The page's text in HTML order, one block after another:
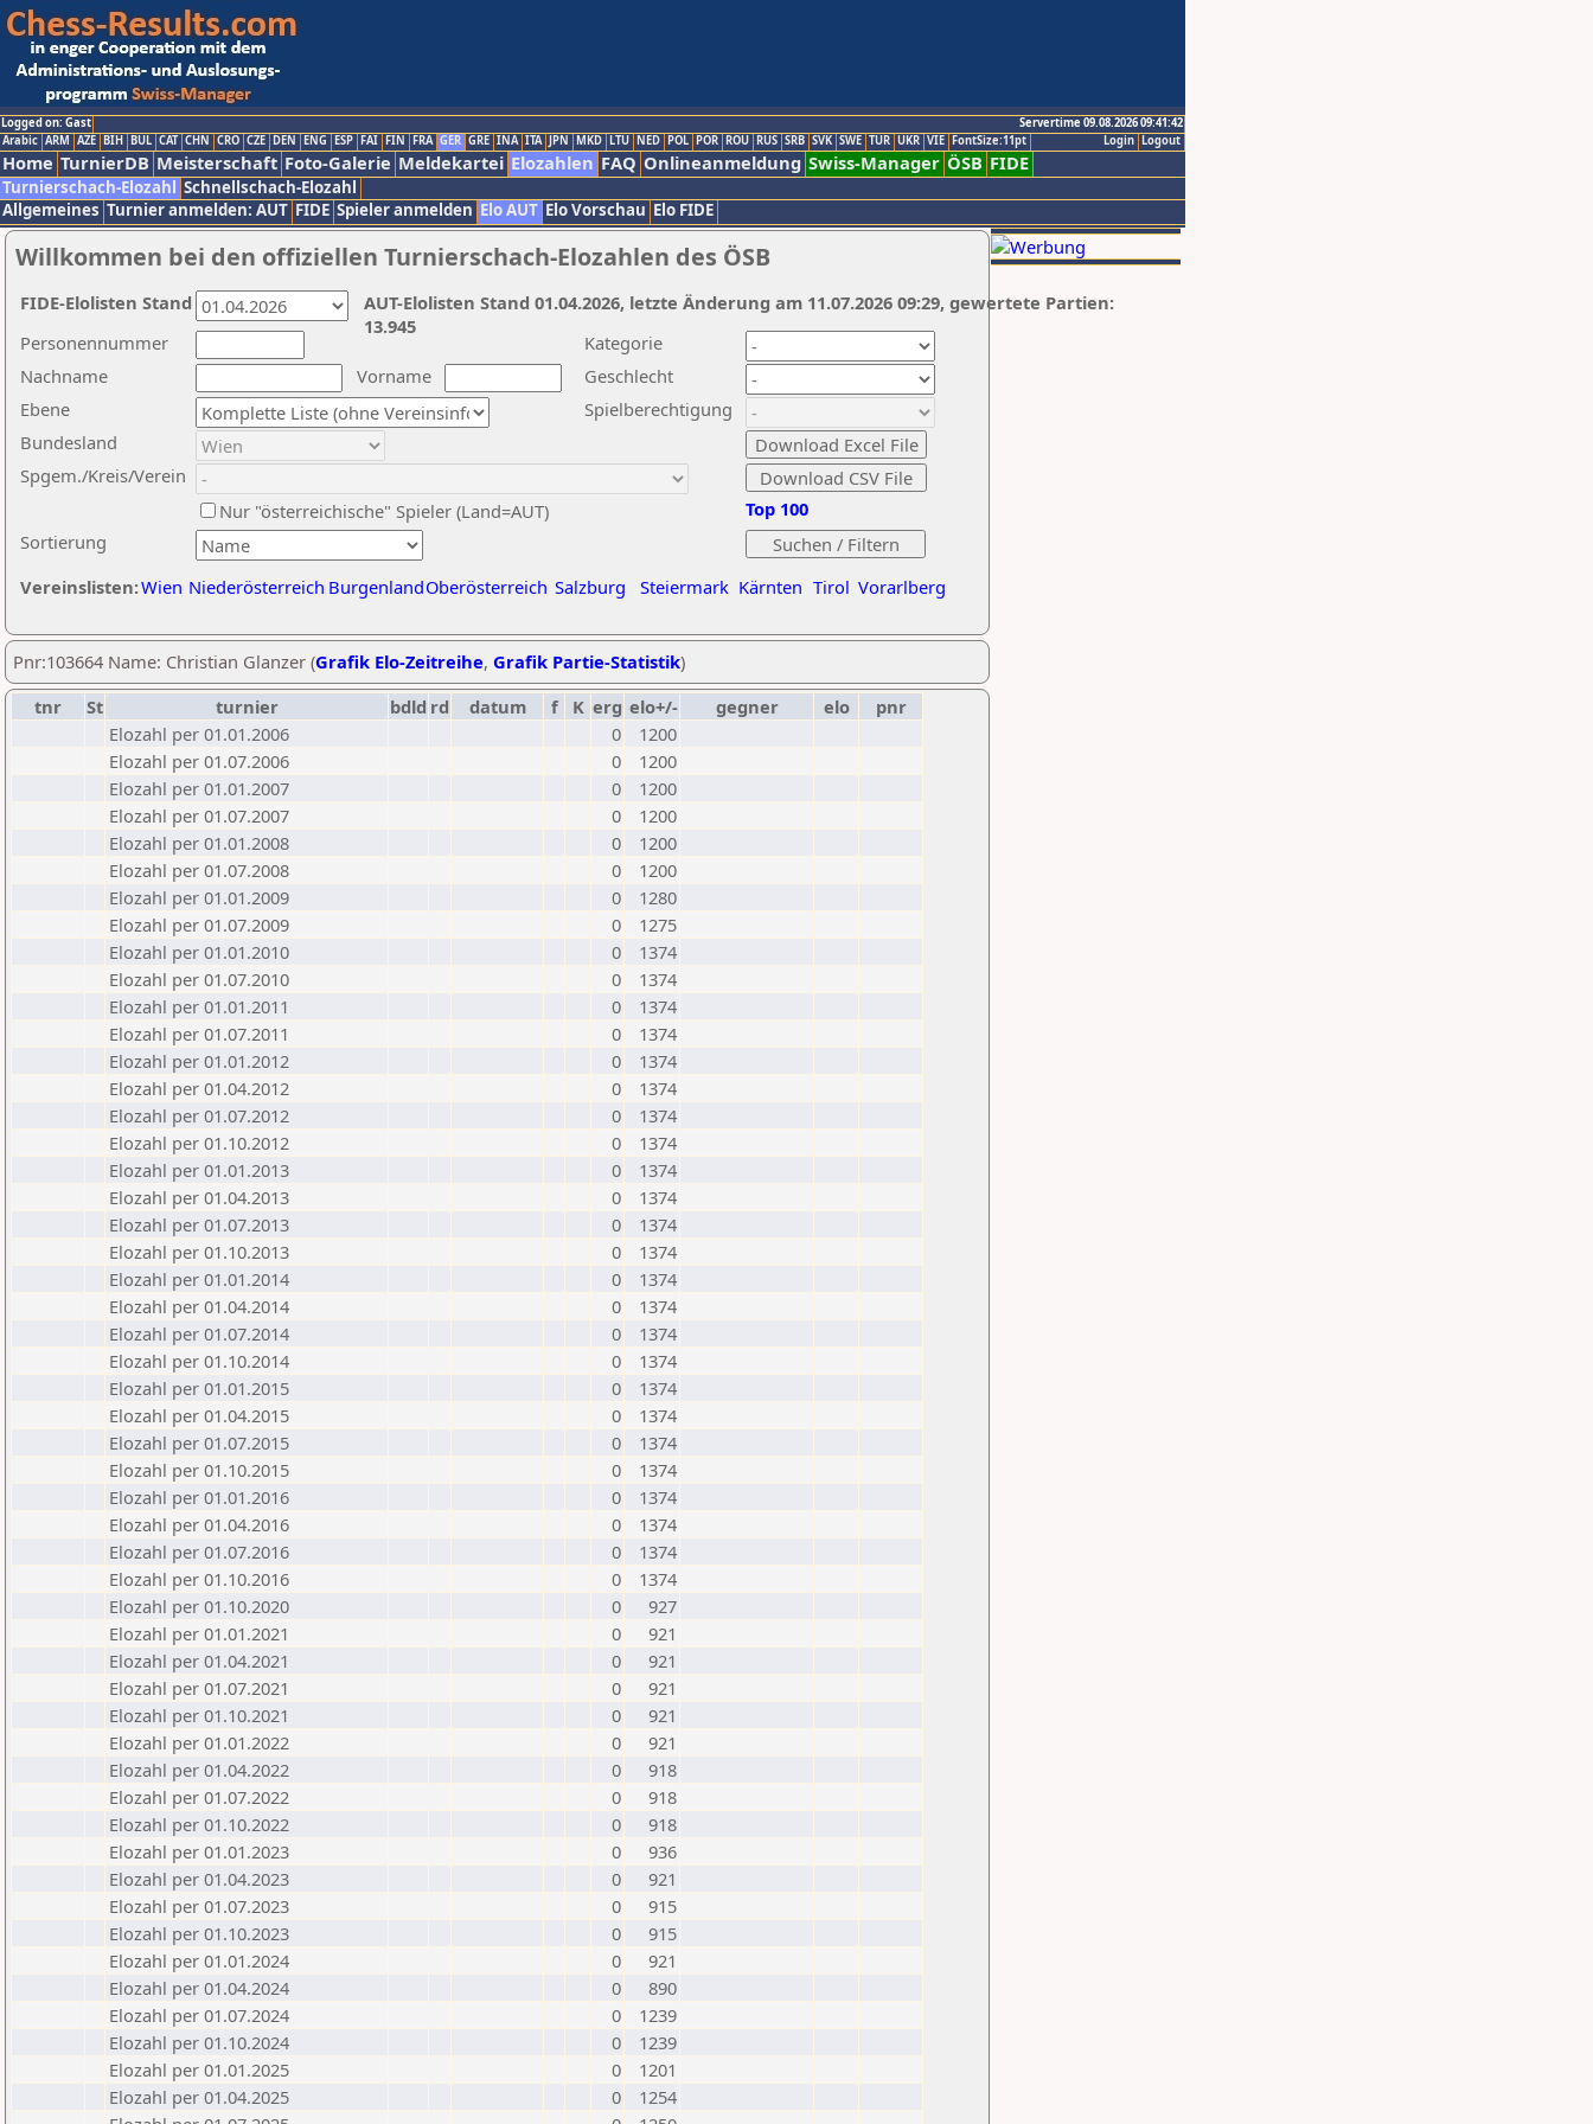
Logged on: Gast
Servertime 09.08.2026 09:41:42
Logout
Login
Arabic ARM AZE BIH BUL CAT CHN CRO CZE DEN ENG ESP FAI FIN FRA GER GRE INA ITA JPN MKD LTU NED POL POR ROU RUS SRB SVK SWE TUR UKR VIE FontSize:11pt
Home TurnierDB Meisterschaft Foto-Galerie Meldekartei Elozahlen FAQ Onlineanmeldung Swiss-Manager ÖSB FIDE
Turnierschach-Elozahl Schnellschach-Elozahl
Allgemeines Turnier anmelden: AUT FIDE Spieler anmelden Elo AUT Elo Vorschau Elo FIDE
Willkommen bei den offiziellen Turnierschach-Elozahlen des ÖSB
Nachname
Vorname
Ebene
Kategorie
Sortierung
Personennummer
Bundesland
Spgem./Kreis/Verein
Geschlecht
Nur "österreichische" Spieler (Land=AUT)
Spielberechtigung
Vereinslisten:Wien Niederösterreich BurgenlandOberösterreich Salzburg Steiermark Kärnten Tirol Vorarlberg
Top 100
AUT-Elolisten Stand 01.04.2026, letzte Änderung am 11.07.2026 09:29, gewertete Partien:
13.945
FIDE-Elolisten Stand
Pnr:103664 Name: Christian Glanzer (Grafik Elo-Zeitreihe, Grafik Partie-Statistik)
tnr
St turnier bdld rd datum f K erg elo+/- gegner elo
pnr
Elozahl per 01.01.2006
0
1200
Elozahl per 01.07.2006
0
1200
Elozahl per 01.01.2007
0
1200
Elozahl per 01.07.2007
0
1200
Elozahl per 01.01.2008
0
1200
Elozahl per 01.07.2008
0
1200
Elozahl per 01.01.2009
0
1280
Elozahl per 01.07.2009
0
1275
Elozahl per 01.01.2010
0
1374
Elozahl per 01.07.2010
0
1374
Elozahl per 01.01.2011
0
1374
Elozahl per 01.07.2011
0
1374
Elozahl per 01.01.2012
0
1374
Elozahl per 01.04.2012
0
1374
Elozahl per 01.07.2012
0
1374
Elozahl per 01.10.2012
0
1374
Elozahl per 01.01.2013
0
1374
Elozahl per 01.04.2013
0
1374
Elozahl per 01.07.2013
0
1374
Elozahl per 01.10.2013
0
1374
Elozahl per 01.01.2014
0
1374
Elozahl per 01.04.2014
0
1374
Elozahl per 01.07.2014
0
1374
Elozahl per 01.10.2014
0
1374
Elozahl per 01.01.2015
0
1374
Elozahl per 01.04.2015
0
1374
Elozahl per 01.07.2015
0
1374
Elozahl per 01.10.2015
0
1374
Elozahl per 01.01.2016
0
1374
Elozahl per 01.04.2016
0
1374
Elozahl per 01.07.2016
0
1374
Elozahl per 01.10.2016
0
1374
Elozahl per 01.10.2020
0
927
Elozahl per 01.01.2021
0
921
Elozahl per 01.04.2021
0
921
Elozahl per 01.07.2021
0
921
Elozahl per 01.10.2021
0
921
Elozahl per 01.01.2022
0
921
Elozahl per 01.04.2022
0
918
Elozahl per 01.07.2022
0
918
Elozahl per 01.10.2022
0
918
Elozahl per 01.01.2023
0
936
Elozahl per 01.04.2023
0
921
Elozahl per 01.07.2023
0
915
Elozahl per 01.10.2023
0
915
Elozahl per 01.01.2024
0
921
Elozahl per 01.04.2024
0
890
Elozahl per 01.07.2024
0
1239
Elozahl per 01.10.2024
0
1239
Elozahl per 01.01.2025
0
1201
Elozahl per 01.04.2025
0
1254